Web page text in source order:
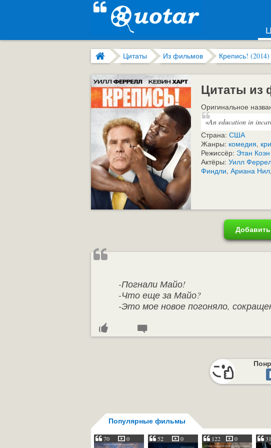
Цитаты Из фильмов Крепись! (2014)
Цитаты из
Оригинальное
«An education in
Страна: США
Жанры: комедия,
Режиссёр: Этан Коэн
Актёры: Уилл
Финдли, Ариана Нил,
-Погнали Майо!
-Что еще за Майо?
-Это мое новое погоняло,
Популярные фильмы
70 0 52 0 122 0 31